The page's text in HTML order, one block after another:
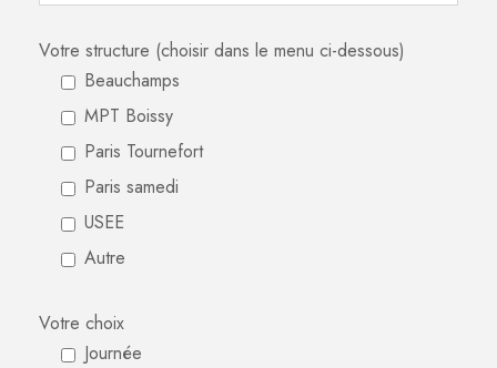
Votre structure (choisir dans le menu ci-dessous)
Beauchamps
MPT Boissy
Paris Tournefort
Paris samedi
USEE
Autre
Votre choix
Journée